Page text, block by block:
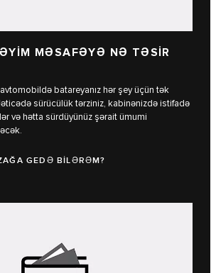
MƏSAFƏYƏ NƏ TƏSİR
batareyanız hər şey üçün tək
sürücülük tərziniz, kabinənizdə istifadə
və hətta sürdüyünüz şərait ümumi
GEDƏ BİLƏRƏM?